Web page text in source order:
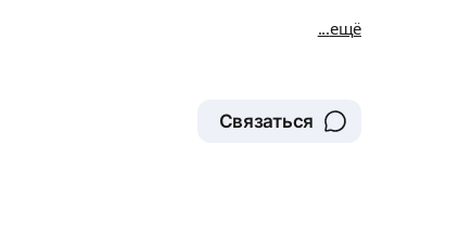
ещё
Связаться